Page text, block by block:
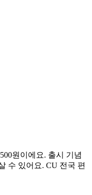
원이에요. 출시 기념
수 있어요. CU 전국 편